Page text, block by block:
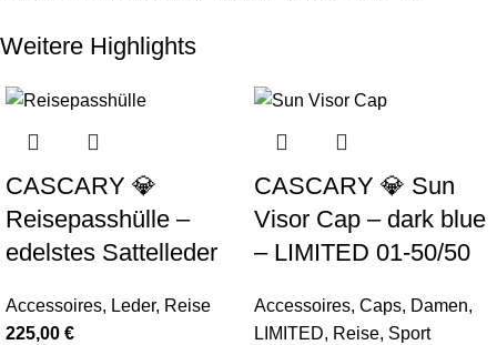
Weitere Highlights
CASCARY 💎
Reisepasshülle –
edelstes Sattelleder
Accessoires, Leder, Reise
225,00 €
CASCARY 💎 Sun
Visor Cap – dark blue
– LIMITED 01-50/50
Accessoires, Caps, Damen,
LIMITED, Reise, Sport